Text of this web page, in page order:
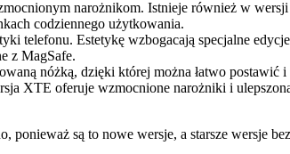
narożnikom. Istnieje również w
codziennego użytkowania.
telefonu. Estetykę wzbogacają specjalne
z MagSafe.
nóżką, dzięki której można łatwo postawić i
XTE oferuje wzmocnione narożniki i
ponieważ są to nowe wersje, a starsze wersje